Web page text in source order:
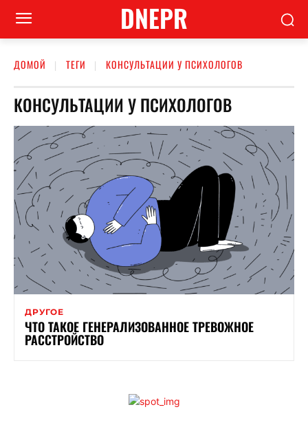
DNEPR
ДОМОЙ ТЕГИ КОНСУЛЬТАЦИИ У ПСИХОЛОГОВ
КОНСУЛЬТАЦИИ У ПСИХОЛОГОВ
ДРУГОЕ
ЧТО ТАКОЕ ГЕНЕРАЛИЗОВАННОЕ ТРЕВОЖНОЕ
РАССТРОЙСТВО